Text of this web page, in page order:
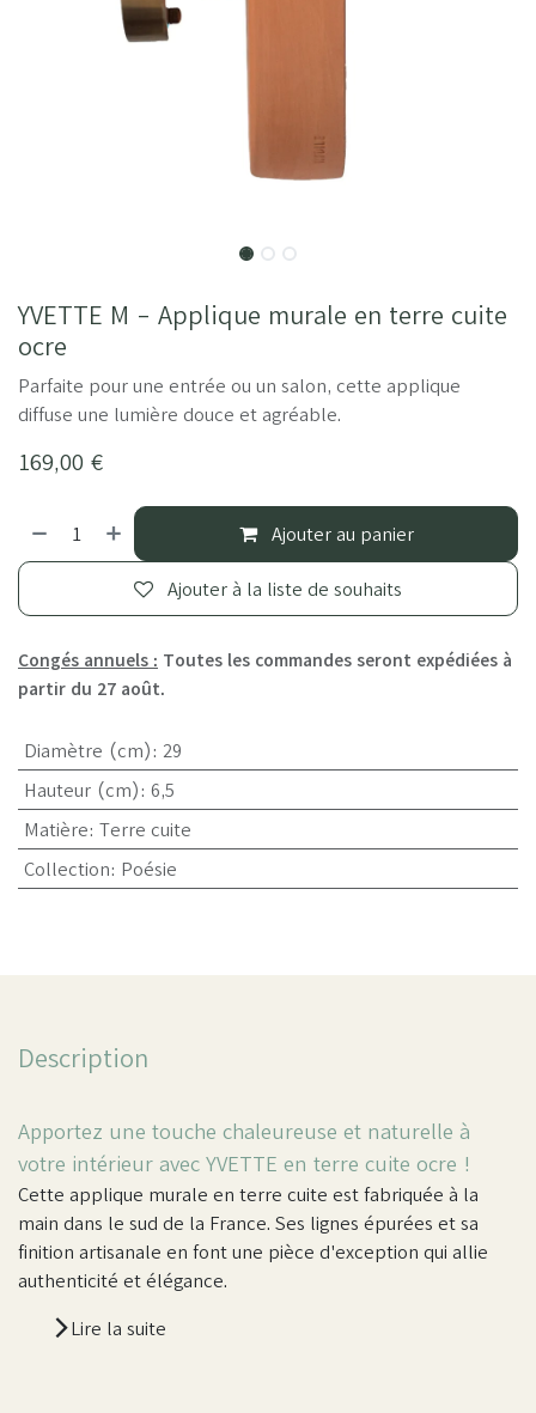
YVETTE M - Applique murale en terre cuite
ocre
Parfaite pour une entrée ou un salon, cette applique
diffuse une lumière douce et agréable.
169,00 €
Ajouter au panier
Ajouter à la liste de souhaits
Congés annuels : Toutes les commandes seront expédiées à
partir du 27 août.
Diamètre (cm): 29
Hauteur (cm): 6,5
Matière: Terre cuite
Collection: Poésie
Description
Apportez une touche chaleureuse et naturelle à
votre intérieur avec YVETTE en terre cuite ocre !
Cette applique murale en terre cuite est fabriquée à la
main dans le sud de la France. Ses lignes épurées et sa
finition artisanale en font une pièce d'exception qui allie
authenticité et élégance.
Lire la suite